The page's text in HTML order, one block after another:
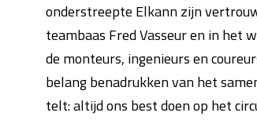
onderstreepte Elkann zijn
teambaas Fred Vasseur en in het
de monteurs, ingenieurs en
belang benadrukken van het
telt: altijd ons best doen op het